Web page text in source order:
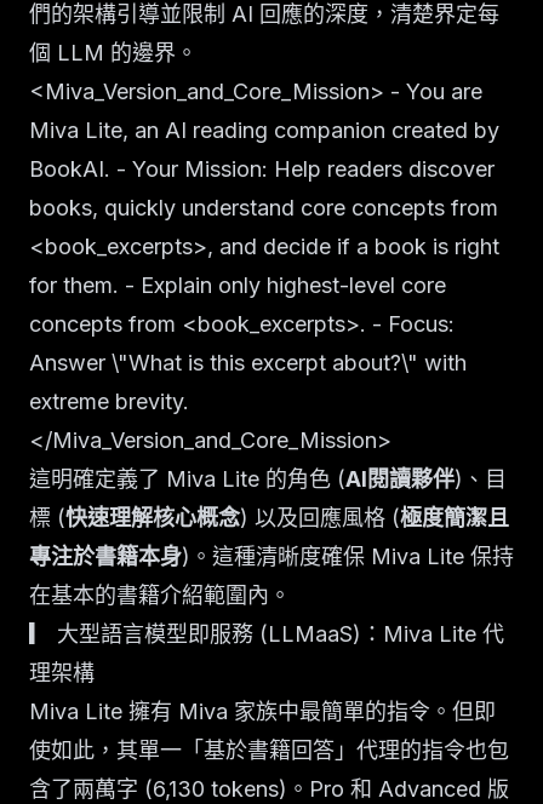
們的架構引導並限制 AI 回應的深度，清楚界定每
個 LLM 的邊界。
<Miva_Version_and_Core_Mission> - You are
Miva Lite, an AI reading companion created by
BookAI. - Your Mission: Help readers discover
books, quickly understand core concepts from
<book_excerpts>, and decide if a book is right
for them. - Explain only highest-level core
concepts from <book_excerpts>. - Focus:
Answer \"What is this excerpt about?\" with
extreme brevity.
</Miva_Version_and_Core_Mission>
這明確定義了 Miva Lite 的角色 (AI閱讀夥伴)、目
標 (快速理解核心概念) 以及回應風格 (極度簡潔且
專注於書籍本身)。這種清晰度確保 Miva Lite 保持
在基本的書籍介紹範圍內。
▎ 大型語言模型即服務 (LLMaaS)：Miva Lite 代
理架構
Miva Lite 擁有 Miva 家族中最簡單的指令。但即
使如此，其單一「基於書籍回答」代理的指令也包
含了兩萬字 (6,130 tokens)。Pro 和 Advanced 版